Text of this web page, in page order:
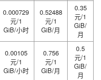
0.000729
元/1
GiB/小时
0.52488
元/1
GiB/月
0.35
元/1
GiB/
月
0.00105
元/1
GiB/小时
0.756
元/1
GiB/月
0.5
元/1
GiB/
月